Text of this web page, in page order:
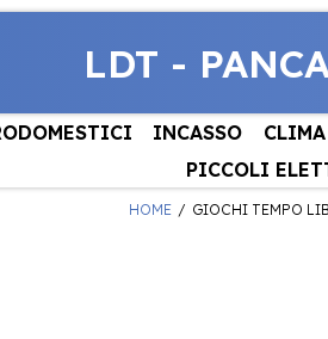
LDT -
INCASSO CLIMA
PICCOLI
HOME GIOCHI TEMPO